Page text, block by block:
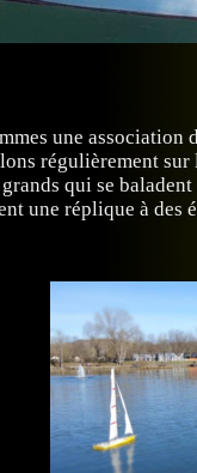
une association
régulièrement
qui se
une réplique à des